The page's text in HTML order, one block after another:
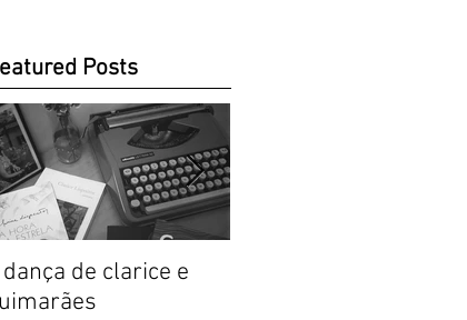
Posts
dança de clarice e